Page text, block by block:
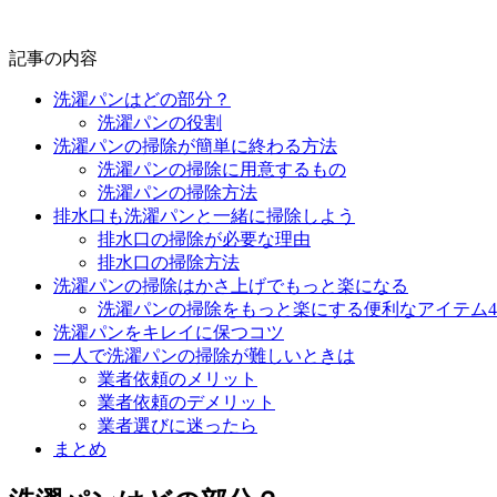
記事の内容
洗濯パンはどの部分？
洗濯パンの役割
洗濯パンの掃除が簡単に終わる方法
洗濯パンの掃除に用意するもの
洗濯パンの掃除方法
排水口も洗濯パンと一緒に掃除しよう
排水口の掃除が必要な理由
排水口の掃除方法
洗濯パンの掃除はかさ上げでもっと楽になる
洗濯パンの掃除をもっと楽にする便利なアイテム
洗濯パンをキレイに保つコツ
一人で洗濯パンの掃除が難しいときは
業者依頼のメリット
業者依頼のデメリット
業者選びに迷ったら
まとめ